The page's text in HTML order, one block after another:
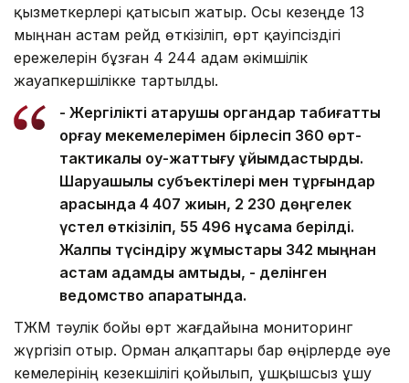
қызметкерлері қатысып жатыр. Осы кезеңде 13
мыңнан астам рейд өткізіліп, өрт қауіпсіздігі
ережелерін бұзған 4 244 адам әкімшілік
жауапкершілікке тартылды.
- Жергілікті атқарушы органдар табиғатты
қорғау мекемелерімен бірлесіп 360 өрт-
тактикалық оқу-жаттығу ұйымдастырды.
Шаруашылық субъектілері мен тұрғындар
арасында 4 407 жиын, 2 230 дөңгелек
үстел өткізіліп, 55 496 нұсқама берілді.
Жалпы түсіндіру жұмыстары 342 мыңнан
астам адамды қамтыды, - делінген
ведомство ақпаратында.
ТЖМ тәулік бойы өрт жағдайына мониторинг
жүргізіп отыр. Орман алқаптары бар өңірлерде әуе
кемелерінің кезекшілігі қойылып, ұшқышсыз ұшу